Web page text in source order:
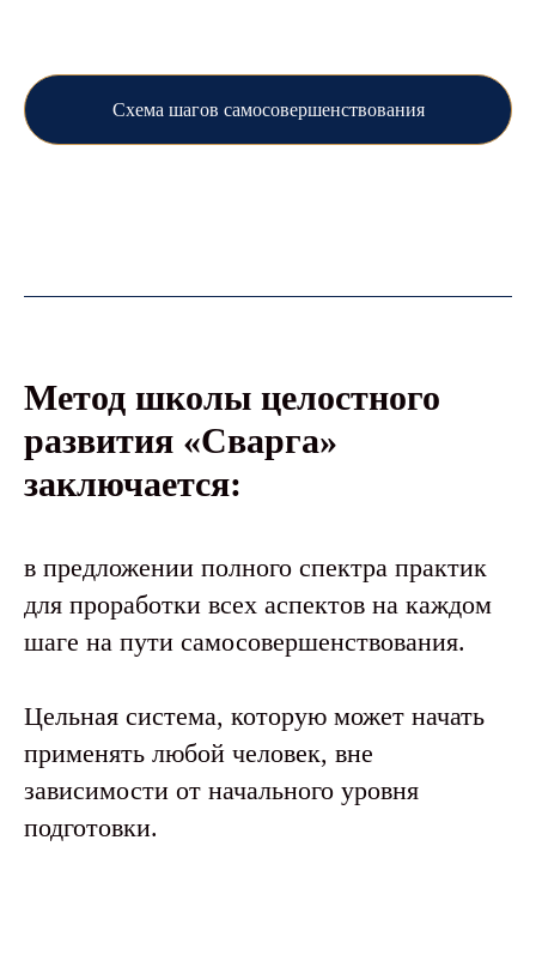
Схема шагов самосовершенствования
Метод школы целостного
развития «Сварга»
заключается:
в предложении полного спектра практик
для проработки всех аспектов на каждом
шаге на пути самосовершенствования.
Цельная система, которую может начать
применять любой человек, вне
зависимости от начального уровня
подготовки.